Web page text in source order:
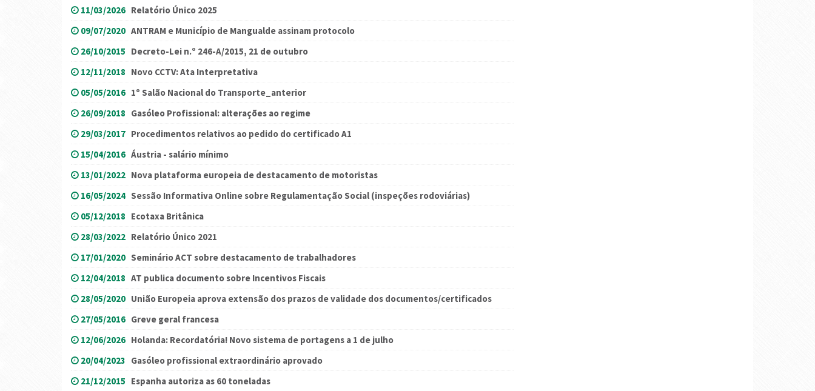
11/03/2026 Relatório Único 2025
09/07/2020 ANTRAM e Município de Mangualde assinam protocolo
26/10/2015 Decreto-Lei n.º 246-A/2015, 21 de outubro
12/11/2018 Novo CCTV: Ata Interpretativa
05/05/2016 1º Salão Nacional do Transporte_anterior
26/09/2018 Gasóleo Profissional: alterações ao regime
29/03/2017 Procedimentos relativos ao pedido do certificado A1
15/04/2016 Áustria - salário mínimo
13/01/2022 Nova plataforma europeia de destacamento de motoristas
16/05/2024 Sessão Informativa Online sobre Regulamentação Social (inspeções rodoviárias)
05/12/2018 Ecotaxa Britânica
28/03/2022 Relatório Único 2021
17/01/2020 Seminário ACT sobre destacamento de trabalhadores
12/04/2018 AT publica documento sobre Incentivos Fiscais
28/05/2020 União Europeia aprova extensão dos prazos de validade dos documentos/certificados
27/05/2016 Greve geral francesa
12/06/2026 Holanda: Recordatória! Novo sistema de portagens a 1 de julho
20/04/2023 Gasóleo profissional extraordinário aprovado
21/12/2015 Espanha autoriza as 60 toneladas